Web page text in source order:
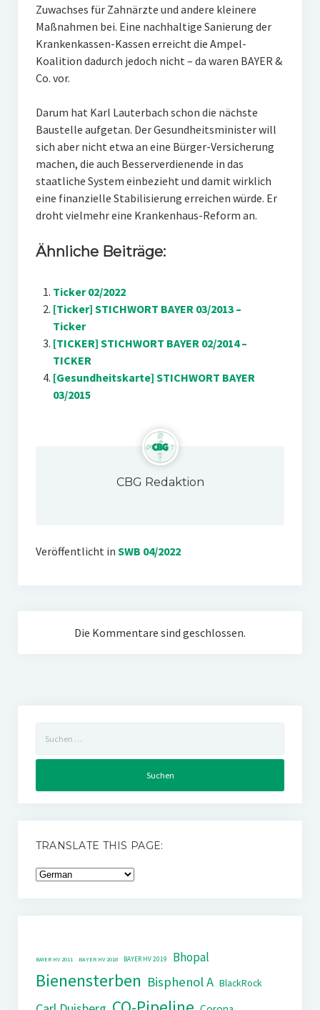
Zuwachses für Zahnärzte und andere kleinere
Maßnahmen bei. Eine nachhaltige Sanierung der
Krankenkassen-Kassen erreicht die Ampel-
Koalition dadurch jedoch nicht – da waren BAYER &
Co. vor.
Darum hat Karl Lauterbach schon die nächste
Baustelle aufgetan. Der Gesundheitsminister will
sich aber nicht etwa an eine Bürger-Versicherung
machen, die auch Besserverdienende in das
staatliche System einbezieht und damit wirklich
eine finanzielle Stabilisierung erreichen würde. Er
droht vielmehr eine Krankenhaus-Reform an.
Ähnliche Beiträge:
Ticker 02/2022
[Ticker] STICHWORT BAYER 03/2013 –
Ticker
[TICKER] STICHWORT BAYER 02/2014 –
TICKER
[Gesundheitskarte] STICHWORT BAYER
03/2015
CBG Redaktion
Veröffentlicht in SWB 04/2022
Die Kommentare sind geschlossen.
nach:
TRANSLATE THIS PAGE:
BAYER HV 2011 BAYER HV 2018 BAYER HV 2019 Bhopal
Bienensterben Bisphenol A BlackRock